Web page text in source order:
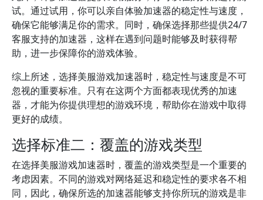
试。通过试用，你可以亲自体验加速器的稳定性与速度，
确保它能够满足你的需求。同时，确保选择那些提供24/7
客服支持的加速器，这样在遇到问题时能够及时获得帮
助，进一步保障你的游戏体验。
综上所述，选择美服游戏加速器时，稳定性与速度是不可
忽视的重要标准。只有在这两个方面都表现优秀的加速
器，才能为你提供理想的游戏环境，帮助你在游戏中取得
更好的成绩。
选择标准二：覆盖的游戏类型
在选择美服游戏加速器时，覆盖的游戏类型是一个重要的
考虑因素。不同的游戏对网络延迟和稳定性的要求各不相
同，因此，确保所选的加速器能够支持你所玩的游戏是非